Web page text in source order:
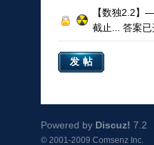
【数独2.2】
截止... 答案已
发帖
Powered by Discuz! 7.2
© 2001-2009 Comsenz Inc.